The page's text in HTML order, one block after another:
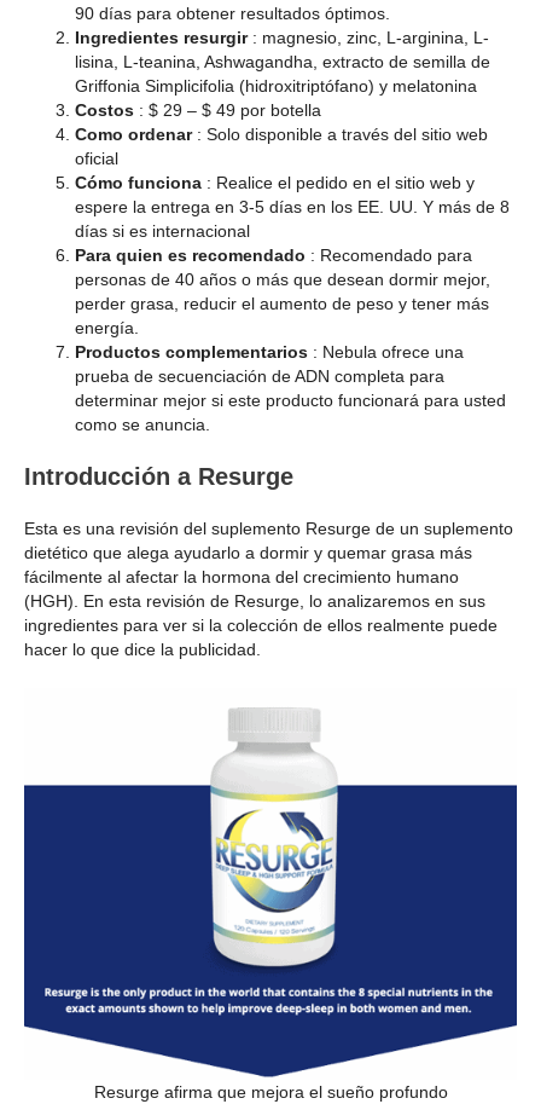
90 días para obtener resultados óptimos.
Ingredientes resurgir: magnesio, zinc, L-arginina, L-
lisina, L-teanina, Ashwagandha, extracto de semilla de
Griffonia Simplicifolia (hidroxitriptófano) y melatonina
Costos : $ 29 – $ 49 por botella
Como ordenar: Solo disponible a través del sitio web
oficial
Cómo funciona : Realice el pedido en el sitio web y
espere la entrega en 3-5 días en los EE. UU. Y más de 8
días si es internacional
Para quien es recomendado : Recomendado para
personas de 40 años o más que desean dormir mejor,
perder grasa, reducir el aumento de peso y tener más
energía.
Productos complementarios : Nebula ofrece una
prueba de secuenciación de ADN completa para
determinar mejor si este producto funcionará para usted
como se anuncia.
Introducción a Resurge
Esta es una revisión del suplemento Resurge de un suplemento
dietético que alega ayudarlo a dormir y quemar grasa más
fácilmente al afectar la hormona del crecimiento humano
(HGH). En esta revisión de Resurge, lo analizaremos en sus
ingredientes para ver si la colección de ellos realmente puede
hacer lo que dice la publicidad.
Resurge afirma que mejora el sueño profundo